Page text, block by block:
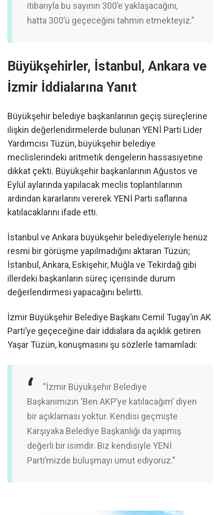
itibarıyla bu sayının 300’e yaklaşacağını,
hatta 300’ü geçeceğini tahmin etmekteyiz.”
Büyükşehirler, İstanbul, Ankara ve
İzmir İddialarına Yanıt
Büyükşehir belediye başkanlarının geçiş süreçlerine
ilişkin değerlendirmelerde bulunan YENİ Parti Lider
Yardımcısı Tüzün, büyükşehir belediye
meclislerindeki aritmetik dengelerin hassasiyetine
dikkat çekti. Büyükşehir başkanlarının Ağustos ve
Eylül aylarında yapılacak meclis toplantılarının
ardından kararlarını vererek YENİ Parti saflarına
katılacaklarını ifade etti.
İstanbul ve Ankara büyükşehir belediyeleriyle henüz
resmi bir görüşme yapılmadığını aktaran Tüzün;
İstanbul, Ankara, Eskişehir, Muğla ve Tekirdağ gibi
illerdeki başkanların süreç içerisinde durum
değerlendirmesi yapacağını belirtti.
İzmir Büyükşehir Belediye Başkanı Cemil Tugay’ın AK
Parti’ye geçeceğine dair iddialara da açıklık getiren
Yaşar Tüzün, konuşmasını şu sözlerle tamamladı:
“İzmir Büyükşehir Belediye
Başkanımızın ‘Ben AKP’ye katılacağım’ diyen
bir açıklaması yoktur. Kendisi geçmişte
Karşıyaka Belediye Başkanlığı da yapmış
değerli bir isimdir. Biz kendisiyle YENİ
Parti’mizde buluşmayı umut ediyoruz.”